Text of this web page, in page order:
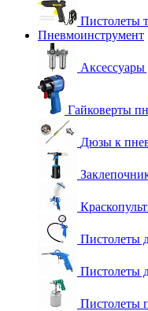
Пистолеты
Пневмоинструмент
Гайковерты
Дюзы к
Пистолеты
Пистолеты
Пистолеты